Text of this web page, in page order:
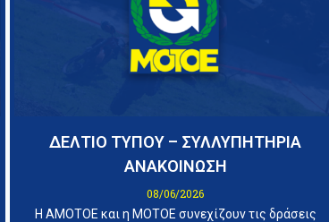
ΔΕΛΤΙΟ ΤΥΠΟΥ – ΣΥΛΛΥΠΗΤΗΡΙΑ
ΑΝΑΚΟΙΝΩΣΗ
08/06/2026
Η ΑΜΟΤΟΕ και η ΜΟΤΟΕ συνεχίζουν τις δράσεις